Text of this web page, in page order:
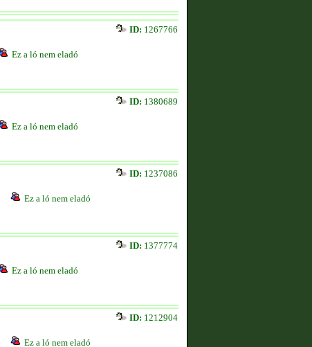
ID: 1267766
Ez a ló nem eladó
ID: 1380689
Ez a ló nem eladó
ID: 1237086
Ez a ló nem eladó
ID: 1377774
Ez a ló nem eladó
ID: 1212904
Ez a ló nem eladó